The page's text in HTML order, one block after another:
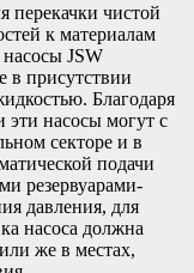
перекачки чистой
к материалам
JSW
в присутствии
Благодаря
эти насосы могут с
секторе и в
подачи
резервуарами-
давления, для
насоса должна
же в местах,